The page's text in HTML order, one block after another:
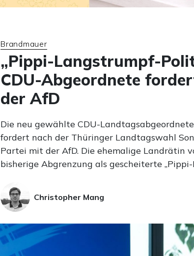
Brandmauer
„Pippi-Langstrumpf-
CDU-Abgeordnete
der AfD
Die neu gewählte CDU-
fordert nach der Thüringer Landtagswahl
Partei mit der AfD. Die ehemalige Landrätin
bisherige Abgrenzung als gescheiterte
Christopher Mang